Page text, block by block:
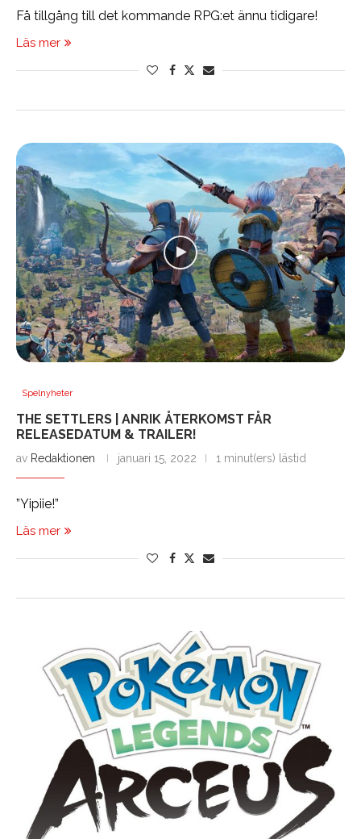
Få tillgång till det kommande RPG:et ännu tidigare!
Läs mer
Spelnyheter
THE SETTLERS | ANRIK ÅTERKOMST FÅR
RELEASEDATUM & TRAILER!
av Redaktionen januari 15, 2022 1 minut(ers) lästid
”Yipiie!”
Läs mer